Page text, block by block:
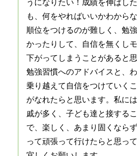
うになりたい！成績を伸ばし
も、何をやればいいかわから
順位をつけるのが難しく、勉
かったりして、自信を無くし
下がってしまうことがあると
勉強習慣へのアドバイスと、
乗り越えて自信をつけていく
がなれたらと思います。私に
戚が多く、子ども達と接する
で、楽しく、あまり固くなら
って頑張って行けたらと思っ